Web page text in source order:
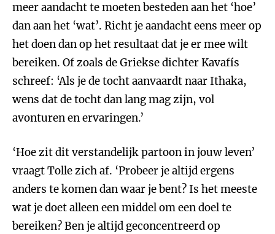
meer aandacht te moeten besteden aan het ‘hoe’
dan aan het ‘wat’. Richt je aandacht eens meer op
het doen dan op het resultaat dat je er mee wilt
bereiken. Of zoals de Griekse dichter Kavafís
schreef: ‘Als je de tocht aanvaardt naar Ithaka,
wens dat de tocht dan lang mag zijn, vol
avonturen en ervaringen.’
‘Hoe zit dit verstandelijk partoon in jouw leven’
vraagt Tolle zich af. ‘Probeer je altijd ergens
anders te komen dan waar je bent? Is het meeste
wat je doet alleen een middel om een doel te
bereiken? Ben je altijd geconcentreerd op